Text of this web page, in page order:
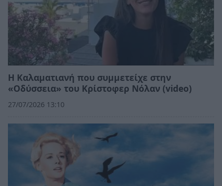
Η Καλαματιανή που συμμετείχε στην
«Οδύσσεια» του Κρίστοφερ Νόλαν (video)
27/07/2026 13:10